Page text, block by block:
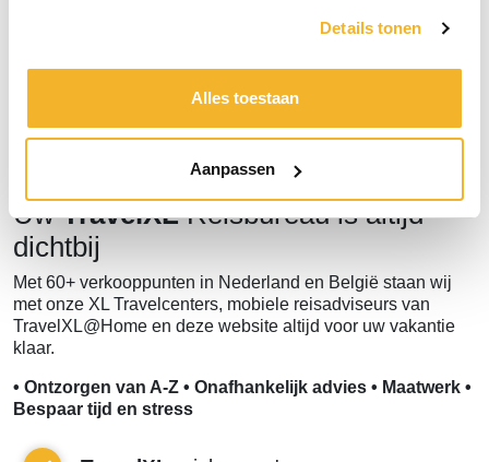
Details tonen
Alles toestaan
Aanpassen
UwTravelXLReisbureau is altijd
dichtbij
Met 60+ verkooppunten in Nederland en België staan wij
met onze XL Travelcenters, mobiele reisadviseurs van
TravelXL@Home en deze website altijd voor uw vakantie
klaar.
• Ontzorgen van A-Z • Onafhankelijk advies • Maatwerk •
Bespaar tijd en stress